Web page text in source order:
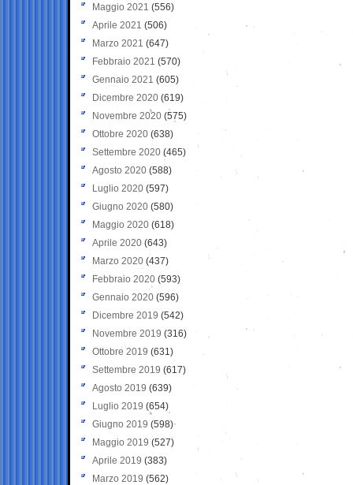
Maggio 2021 (556)
Aprile 2021 (506)
Marzo 2021 (647)
Febbraio 2021 (570)
Gennaio 2021 (605)
Dicembre 2020 (619)
Novembre 2020 (575)
Ottobre 2020 (638)
Settembre 2020(465)
Agosto 2020 (588)
Luglio 2020 (597)
Giugno 2020 (580)
Maggio 2020 (618)
Aprile 2020 (643)
Marzo 2020 (437)
Febbraio 2020 (593)
Gennaio 2020 (596)
Dicembre 2019 (542)
Novembre 2019 (316)
Ottobre 2019 (631)
Settembre 2019 (617)
Agosto 2019 (639)
Luglio 2019 (654)
Giugno 2019 (598)
Maggio 2019 (527)
Aprile 2019 (383)
Marzo 2019 (562)